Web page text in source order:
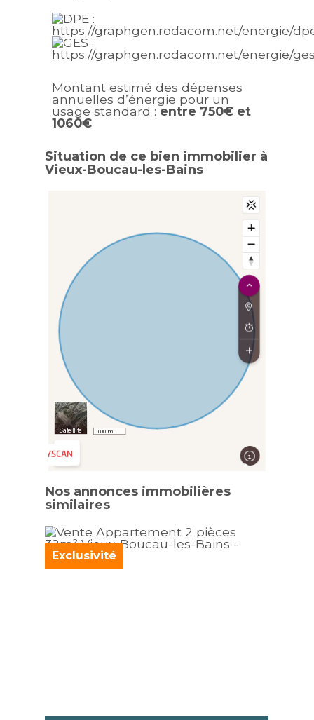
Montant estimé des dépenses
annuelles d’énergie pour un
usage standard : entre 750€ et
1060€
Situation de ce bien immobilier à
Vieux-Boucau-les-Bains
Nos annonces immobilières
similaires
Exclusivité